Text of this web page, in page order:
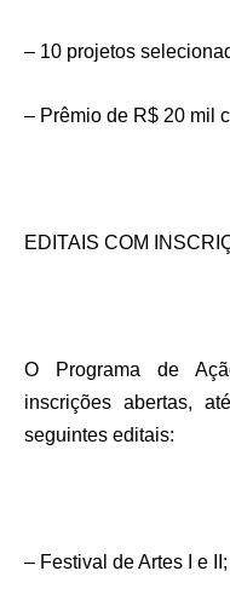
– 10 projetos
– Prêmio de R$ 20 mil
EDITAIS COM
O Programa de
inscrições abertas,
seguintes editais:
– Festival de Artes I e II;